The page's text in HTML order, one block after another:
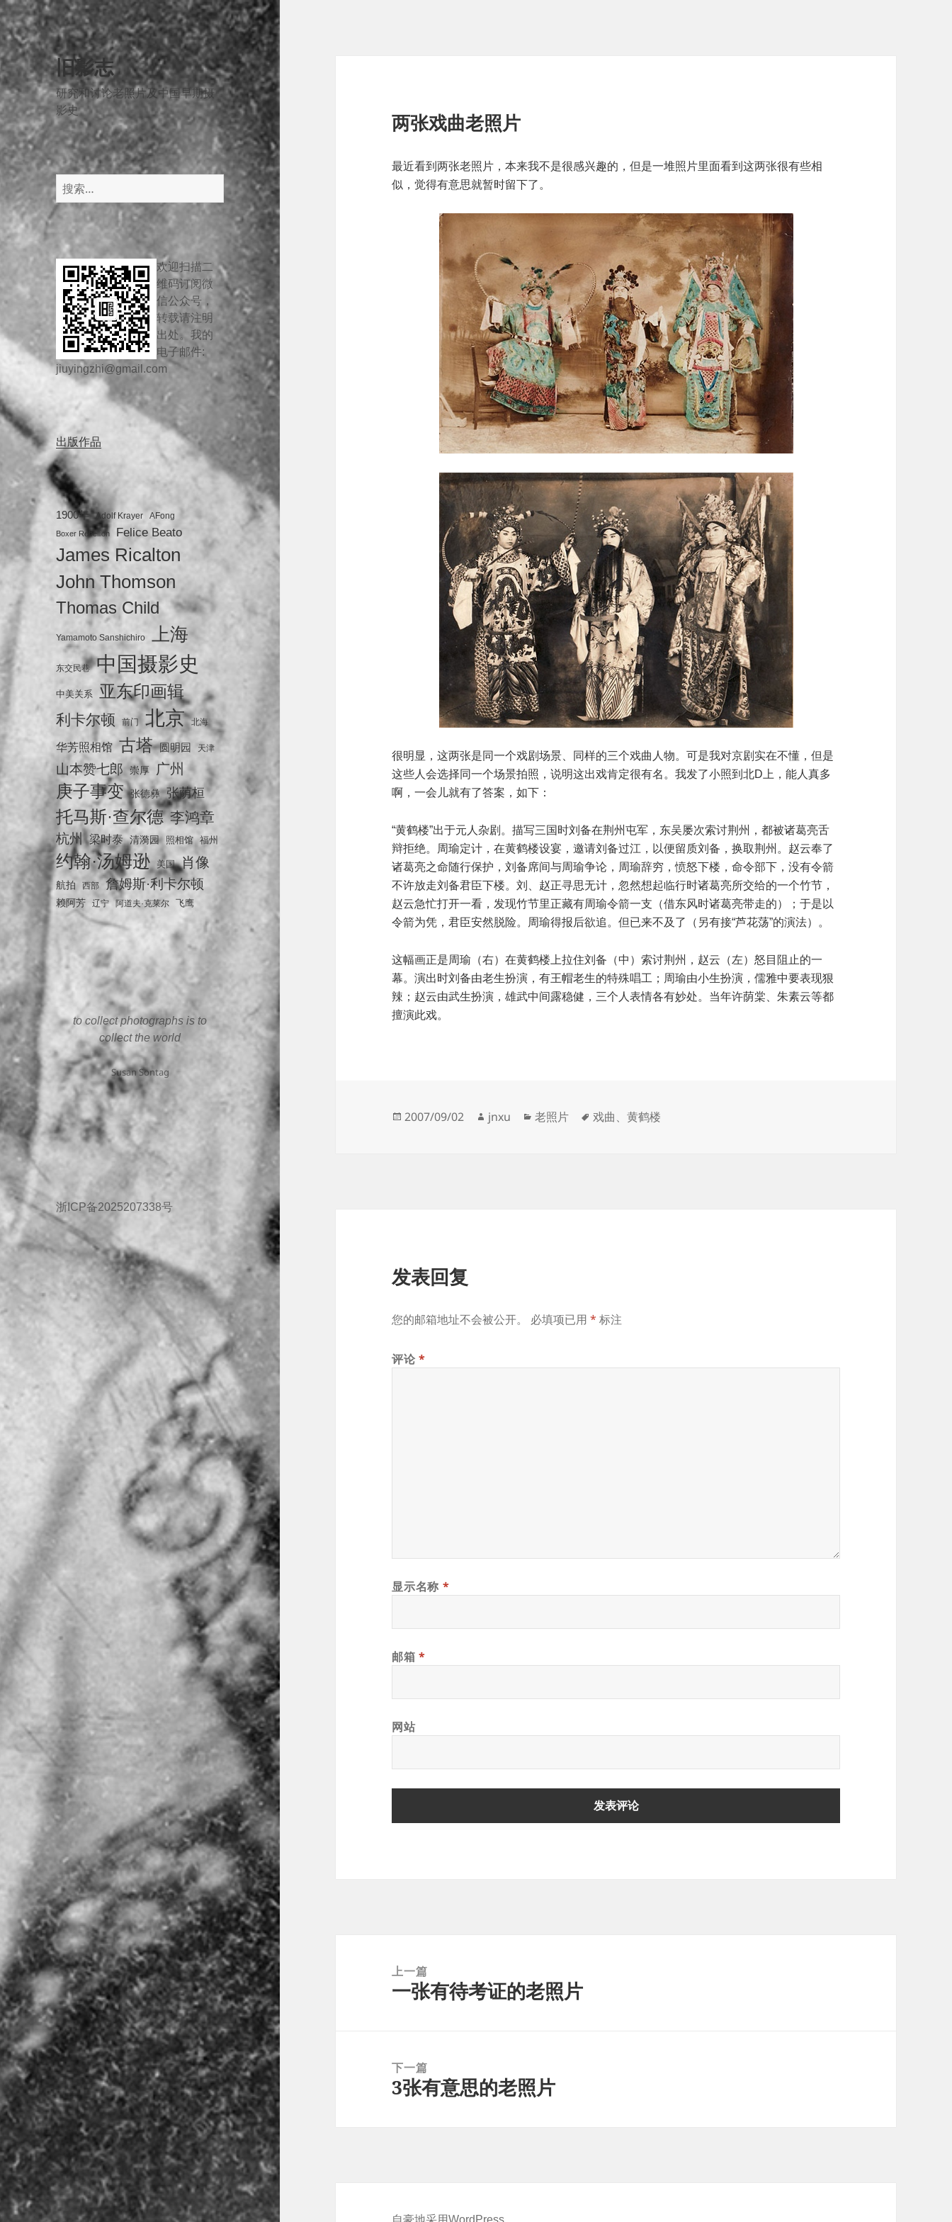
旧影志
研究和讨论老照片及中国早期摄
影史
搜
索：
欢迎扫描二
维码订阅微
信公众号，
转载请注明
出处。我的
电子邮件:
jiuyingzhi@gmail.com
出版作品
1900年 Adolf Krayer AFong
Boxer Rebellion Felice Beato
James Ricalton
John Thomson
Thomas Child
Yamamoto Sanshichiro 上海
东交民巷 中国摄影史
中美关系 亚东印画辑
利卡尔顿 前门 北京 北海
华芳照相馆 古塔 圆明园 天津
山本赞七郎 崇厚 广州
庚子事变 张德彝 张荫桓
托马斯·查尔德 李鸿章
杭州 梁时泰 清漪园 照相馆 福州
约翰·汤姆逊 美国 肖像
航拍 西部 詹姆斯·利卡尔顿
赖阿芳 辽宁 阿道夫·克莱尔 飞鹰
to collect photographs is to
collect the world
Susan Sontag
浙ICP备2025207338号
两张戏曲老照片
最近看到两张老照片，本来我不是很感兴趣的，但是一堆照片里面看到这两张很有些相
似，觉得有意思就暂时留下了。
很明显，这两张是同一个戏剧场景、同样的三个戏曲人物。可是我对京剧实在不懂，但是
这些人会选择同一个场景拍照，说明这出戏肯定很有名。我发了小照到北D上，能人真多
啊，一会儿就有了答案，如下：
“黄鹤楼”出于元人杂剧。描写三国时刘备在荆州屯军，东吴屡次索讨荆州，都被诸葛亮舌
辩拒绝。周瑜定计，在黄鹤楼设宴，邀请刘备过江，以便留质刘备，换取荆州。赵云奉了
诸葛亮之命随行保护，刘备席间与周瑜争论，周瑜辞穷，愤怒下楼，命令部下，没有令箭
不许放走刘备君臣下楼。刘、赵正寻思无计，忽然想起临行时诸葛亮所交给的一个竹节，
赵云急忙打开一看，发现竹节里正藏有周瑜令箭一支（借东风时诸葛亮带走的）；于是以
令箭为凭，君臣安然脱险。周瑜得报后欲追。但已来不及了（另有接“芦花荡”的演法）。
这幅画正是周瑜（右）在黄鹤楼上拉住刘备（中）索讨荆州，赵云（左）怒目阻止的一
幕。演出时刘备由老生扮演，有王帽老生的特殊唱工；周瑜由小生扮演，儒雅中要表现狠
辣；赵云由武生扮演，雄武中间露稳健，三个人表情各有妙处。当年许荫棠、朱素云等都
擅演此戏。
发
2007/09/02
作
jnxu
分
老照片
标
戏曲、黄鹤楼
发表回复
您的邮箱地址不会被公开。 必填项已用* 标注
评论*
显示名称 *
邮箱*
网站
上一篇
上
一张有待考证的老照片
下一篇
下
3张有意思的老照片
自豪地采用WordPress